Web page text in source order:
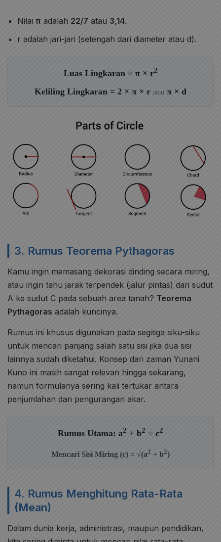
Nilai π adalah 22/7 atau 3,14.
r adalah jari-jari (setengah dari diameter atau d).
Luas Lingkaran = π × r2
Keliling Lingkaran = 2 × π × r atau π × d
3. Rumus Teorema Pythagoras
Kamu ingin memasang dekorasi dinding secara miring,
atau ingin tahu jarak terpendek (jalur pintas) dari sudut
A ke sudut C pada sebuah area tanah? Teorema
Pythagoras adalah kuncinya.
Rumus ini khusus digunakan pada segitiga siku-siku
untuk mencari panjang salah satu sisi jika dua sisi
lainnya sudah diketahui. Konsep dari zaman Yunani
Kuno ini masih sangat relevan hingga sekarang,
namun formulanya sering kali tertukar antara
penjumlahan dan pengurangan akar.
Rumus Utama: a2 + b2 = c2
Mencari Sisi Miring (c) = √(a2 + b2)
4. Rumus Menghitung Rata-Rata
(Mean)
Dalam dunia kerja, administrasi, maupun pendidikan,